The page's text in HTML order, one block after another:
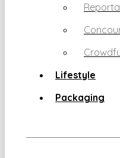
Lifestyle
Packaging